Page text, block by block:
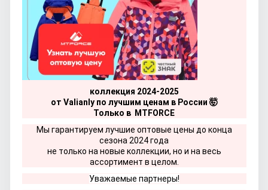
коллекция 2024-2025
от Valianly по лучшим ценам в России 🤯
Только в MTFORCE
Мы гарантируем лучшие оптовые цены до конца
сезона 2024 года
не только на новые коллекции, но и на весь
ассортимент в целом.
Уважаемые партнеры!